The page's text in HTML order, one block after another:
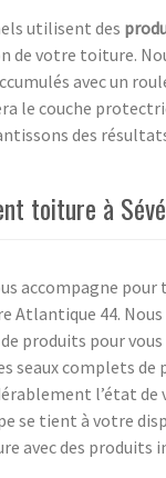
utilisent des
de votre toiture.
avec un
le couche
des
toiture à
accompagne
Atlantique 44.
produits pour
seaux complets
l’état
se tient à votre
avec des produits